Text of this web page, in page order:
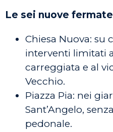
Le sei nuove fermate
Chiesa Nuova: su
interventi limitati
carreggiata e al
Vecchio.
Piazza Pia: nei
Sant’Angelo,
pedonale.